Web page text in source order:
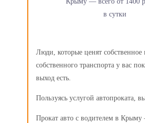
в сутки
Люди, которые ценят
собственного транспорта у вас
выход есть.
Пользуясь услугой автопроката,
Прокат авто с водителем в